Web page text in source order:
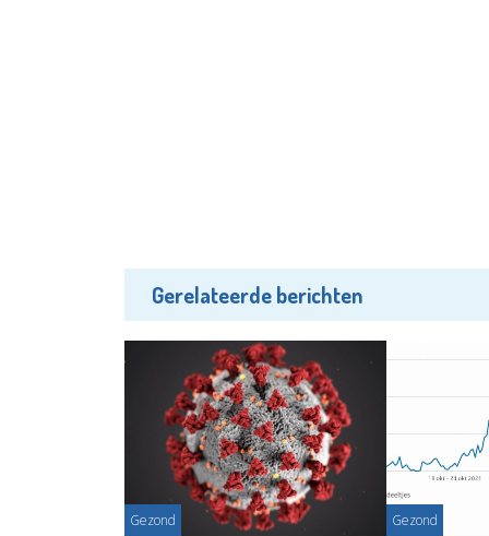
Gerelateerde berichten
Gezond Gezond